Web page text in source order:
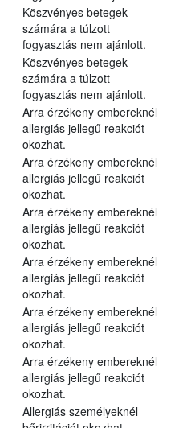
Köszvényes betegek
számára a túlzott
fogyasztás nem ajánlott.
Köszvényes betegek
számára a túlzott
fogyasztás nem ajánlott.
Arra érzékeny embereknél
allergiás jellegű reakciót
okozhat.
Arra érzékeny embereknél
allergiás jellegű reakciót
okozhat.
Arra érzékeny embereknél
allergiás jellegű reakciót
okozhat.
Arra érzékeny embereknél
allergiás jellegű reakciót
okozhat.
Arra érzékeny embereknél
allergiás jellegű reakciót
okozhat.
Arra érzékeny embereknél
allergiás jellegű reakciót
okozhat.
Allergiás személyeknél